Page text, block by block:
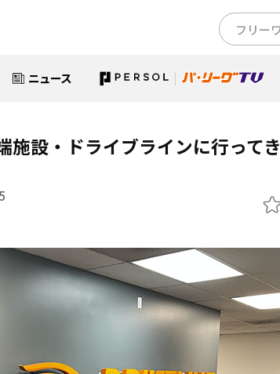
ニュース
設・ドライブラインに行ってき